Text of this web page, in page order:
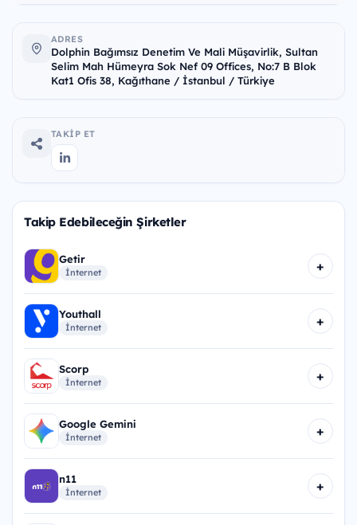
ADRES
Dolphin Bağımsız Denetim Ve Mali Müşavirlik, Sultan
Selim Mah Hümeyra Sok Nef 09 Offices, No:7 B Blok
Kat1 Ofis 38, Kağıthane / İstanbul / Türkiye
TAKIP ET
Takip Edebileceğin Şirketler
Getir
İnternet +
Youthall
İnternet +
Scorp
İnternet +
Google Gemini
İnternet +
n11
İnternet +